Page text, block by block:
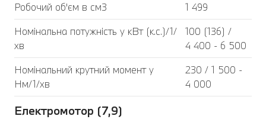
Робочий об'єм в см3
1 499
Номінальна потужність у кВт (к.с.)/1/
хв
100 (136) /
4 400 - 6 500
Номінальний крутний момент у
Нм/1/хв
230 / 1 500 -
4 000
Електромотор (7,9)